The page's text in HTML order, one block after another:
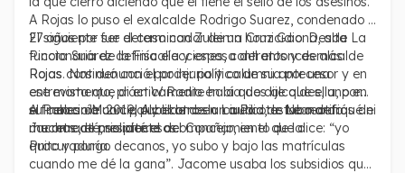
A Rojas lo puso el exalcalde Rodrigo Suarez, condenado a
27 años por ser determinador de un homicidio. Desde La
Picota Suárez definía elecciones, contratos y demás.
Rojas continuó con el poder político de su antecesor y en
ese momento, prácticamente había dos alcaldes, uno en
el Palacio Municipal y el otro en La Picota. No rectifiqué ni
me retracté, solicité el acompañamiento de la
Procuraduría.
El siguiente fue el caso con Zuleima Cruz Gaona, alta
funcionaria de la Fiscalía y esposa del entonces alcalde
Rojas. Nos denunció por injuria y calumnia por una
entrevista que di en W Radio en la que dije que ella, por
su cercanía con el Alcalde de la ciudad, estaba detrás de
muchos de mis procesos.
A finales del 2019, publicamos un audio de Leonardo
Jacome, el presidente del Concejo, en el que dice: “yo
quito y pongo decanos, yo subo y bajo las matrículas
cuando me dé la gana”. Jacome usaba los subsidios que